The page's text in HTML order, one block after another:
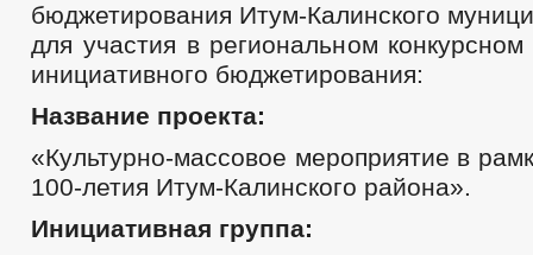
бюджетирования Итум-Калинского
для участия в региональном конкурсном
инициативного бюджетирования:
Название проекта:
«Культурно-массовое мероприятие в
100-летия Итум-Калинского района».
Инициативная группа: